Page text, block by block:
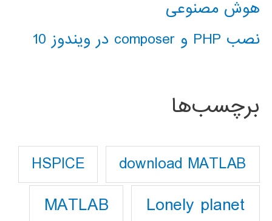
هوش مصنوعی
نصب PHP و composer در ویندوز 10
برچسب‌ها
download MATLAB
HSPICE
Lonely planet
MATLAB